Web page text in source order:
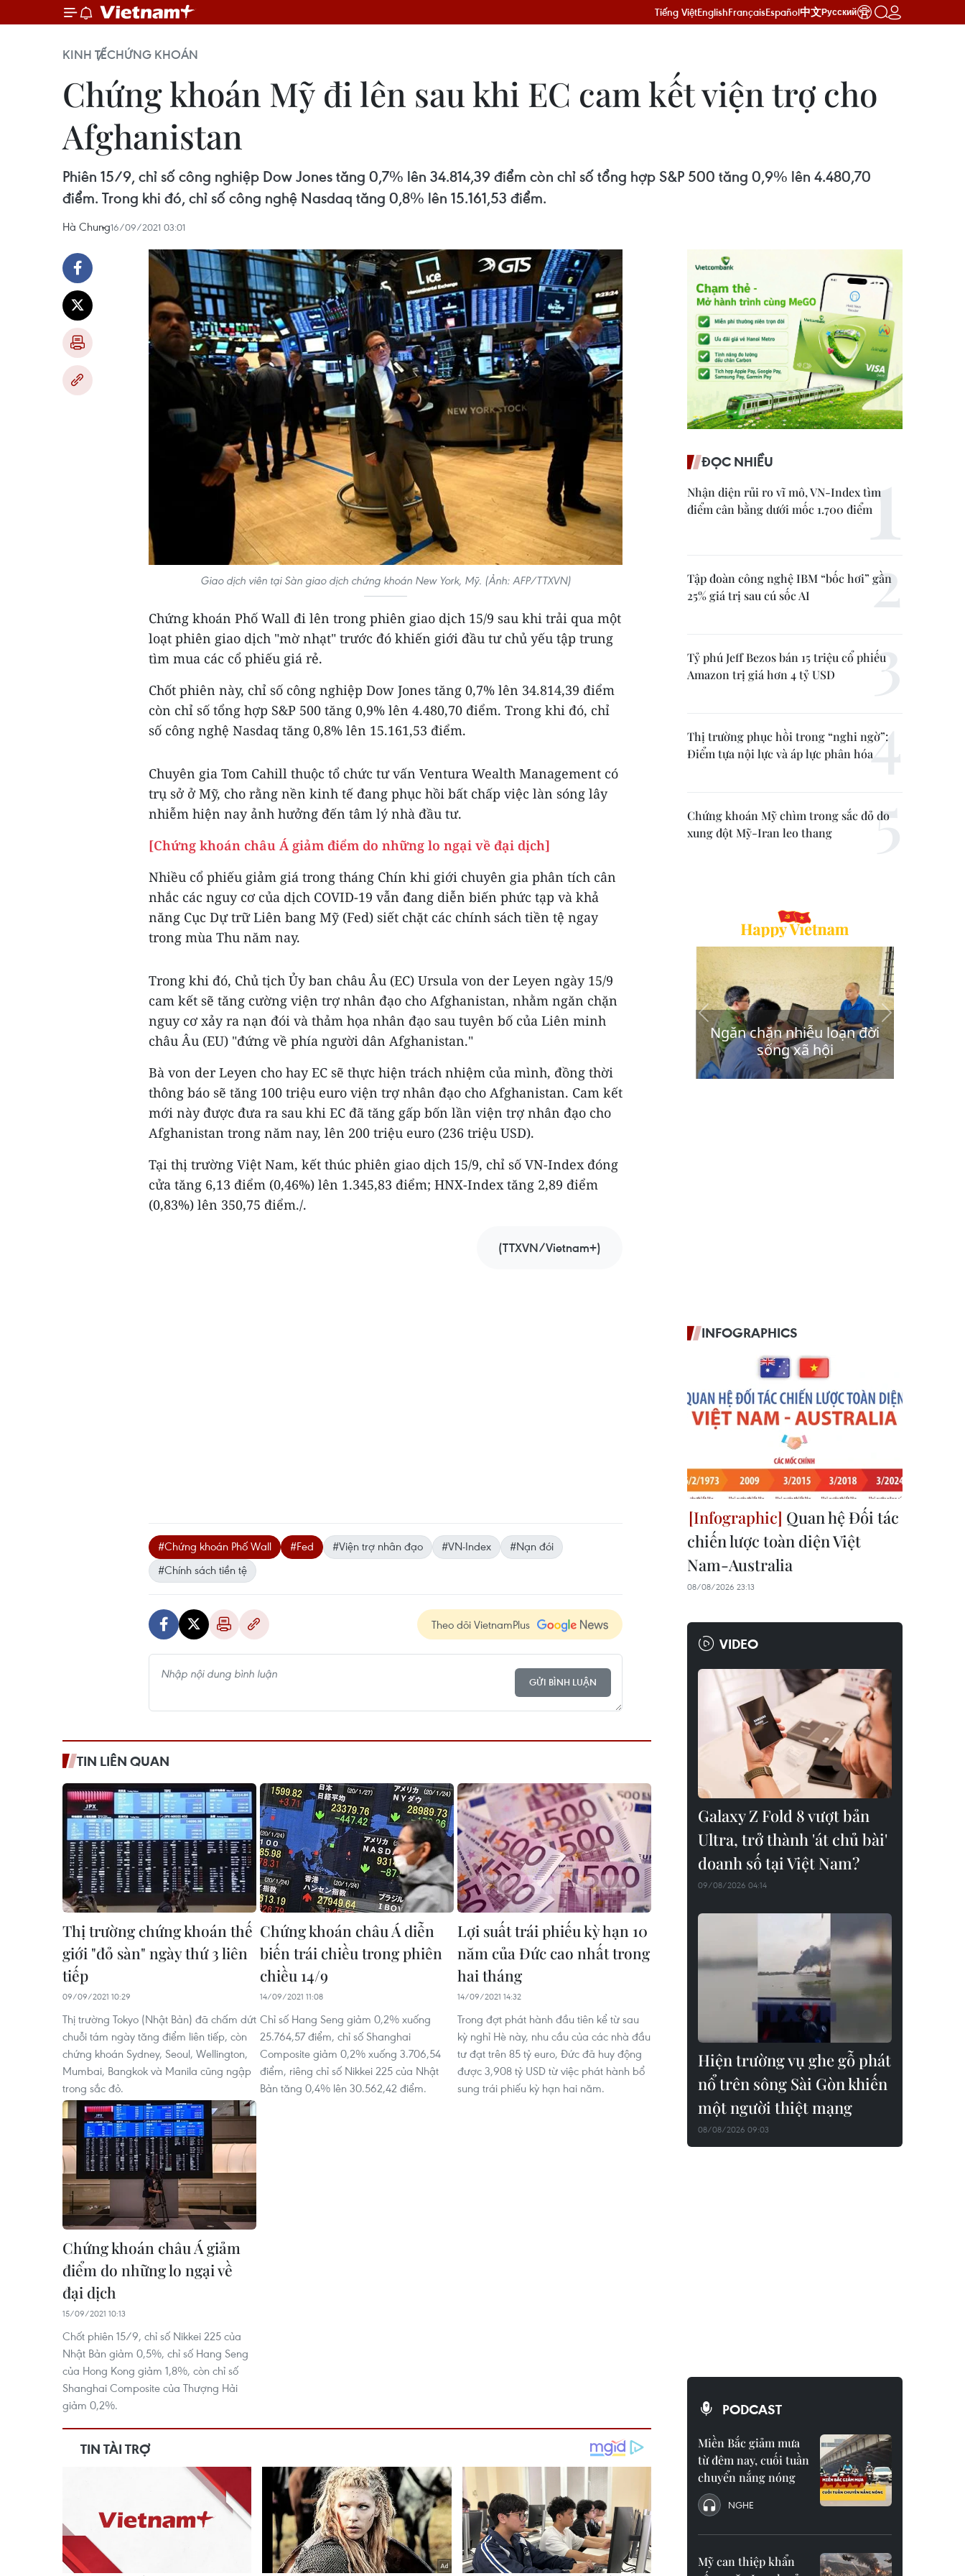
Tiếng ViệtEnglishFrançaisEspañol中文Русский
KINH TẾCHỨNG KHOÁN
Chứng khoán Mỹ đi lên sau khi EC cam kết viện trợ cho
Afghanistan
Phiên 15/9, chỉ số công nghiệp Dow Jones tăng 0,7% lên 34.814,39 điểm còn chỉ số tổng hợp S&P 500 tăng 0,9% lên 4.480,70
điểm. Trong khi đó, chỉ số công nghệ Nasdaq tăng 0,8% lên 15.161,53 điểm.
Hà Chung16/09/2021 03:01
Giao dịch viên tại Sàn giao dịch chứng khoán New York, Mỹ. (Ảnh: AFP/TTXVN)
Chứng khoán Phố Wall đi lên trong phiên giao dịch 15/9 sau khi trải qua một
loạt phiên giao dịch "mờ nhạt" trước đó khiến giới đầu tư chủ yếu tập trung
tìm mua các cổ phiếu giá rẻ.
Chốt phiên này, chỉ số công nghiệp Dow Jones tăng 0,7% lên 34.814,39 điểm
còn chỉ số tổng hợp S&P 500 tăng 0,9% lên 4.480,70 điểm. Trong khi đó, chỉ
số công nghệ Nasdaq tăng 0,8% lên 15.161,53 điểm.
Chuyên gia Tom Cahill thuộc tổ chức tư vấn Ventura Wealth Management có
trụ sở ở Mỹ, cho rằng nền kinh tế đang phục hồi bất chấp việc làn sóng lây
nhiễm hiện nay ảnh hưởng đến tâm lý nhà đầu tư.
[Chứng khoán châu Á giảm điểm do những lo ngại về đại dịch]
Nhiều cổ phiếu giảm giá trong tháng Chín khi giới chuyên gia phân tích cân
nhắc các nguy cơ của dịch COVID-19 vẫn đang diễn biến phức tạp và khả
năng Cục Dự trữ Liên bang Mỹ (Fed) siết chặt các chính sách tiền tệ ngay
trong mùa Thu năm nay.
Trong khi đó, Chủ tịch Ủy ban châu Âu (EC) Ursula von der Leyen ngày 15/9
cam kết sẽ tăng cường viện trợ nhân đạo cho Afghanistan, nhằm ngăn chặn
nguy cơ xảy ra nạn đói và thảm họa nhân đạo sau tuyên bố của Liên minh
châu Âu (EU) "đứng về phía người dân Afghanistan."
Bà von der Leyen cho hay EC sẽ thực hiện trách nhiệm của mình, đồng thời
thông báo sẽ tăng 100 triệu euro viện trợ nhân đạo cho Afghanistan. Cam kết
mới này được đưa ra sau khi EC đã tăng gấp bốn lần viện trợ nhân đạo cho
Afghanistan trong năm nay, lên 200 triệu euro (236 triệu USD).
Tại thị trường Việt Nam, kết thúc phiên giao dịch 15/9, chỉ số VN-Index đóng
cửa tăng 6,13 điểm (0,46%) lên 1.345,83 điểm; HNX-Index tăng 2,89 điểm
(0,83%) lên 350,75 điểm./.
(TTXVN/Vietnam+)
#Chứng khoán Phố Wall #Fed #Viện trợ nhân đạo #VN-Index
#Nạn đói
#Chính sách tiền tệ
Theo dõi VietnamPlus
GỬI BÌNH LUẬN
TIN LIÊN QUAN
Thị trường chứng khoán thế
giới "đỏ sàn" ngày thứ 3 liên
tiếp
09/09/2021 10:29
Thị trường Tokyo (Nhật Bản) đã chấm dứt
chuỗi tám ngày tăng điểm liên tiếp, còn
chứng khoán Sydney, Seoul, Wellington,
Mumbai, Bangkok và Manila cũng ngập
trong sắc đỏ.
​Chứng khoán châu Á diễn
biến trái chiều trong phiên
chiều 14/9
14/09/2021 11:08
Chỉ số Hang Seng giảm 0,2% xuống
25.764,57 điểm, chỉ số Shanghai
Composite giảm 0,2% xuống 3.706,54
điểm, riêng chỉ số Nikkei 225 của Nhật
Bản tăng 0,4% lên 30.562,42 điểm.
Lợi suất trái phiếu kỳ hạn 10
năm của Đức cao nhất trong
hai tháng
14/09/2021 14:32
Trong đợt phát hành đầu tiên kể từ sau
kỳ nghỉ Hè này, nhu cầu của các nhà đầu
tư đạt trên 85 tỷ euro, Đức đã huy động
được 3,908 tỷ USD từ việc phát hành bổ
sung trái phiếu kỳ hạn hai năm.
Chứng khoán châu Á giảm
điểm do những lo ngại về
đại dịch
15/09/2021 10:13
Chốt phiên 15/9, chỉ số Nikkei 225 của
Nhật Bản giảm 0,5%, chỉ số Hang Seng
của Hong Kong giảm 1,8%, còn chỉ số
Shanghai Composite của Thượng Hải
giảm 0,2%.
ĐỌC NHIỀU
Nhận diện rủi ro vĩ mô, VN-Index tìm
điểm cân bằng dưới mốc 1.700 điểm
Tập đoàn công nghệ IBM “bốc hơi” gần
25% giá trị sau cú sốc AI
Tỷ phú Jeff Bezos bán 15 triệu cổ phiếu
Amazon trị giá hơn 4 tỷ USD
Thị trường phục hồi trong “nghi ngờ”:
Điểm tựa nội lực và áp lực phân hóa
Chứng khoán Mỹ chìm trong sắc đỏ do
xung đột Mỹ-Iran leo thang
INFOGRAPHICS
Quan hệ Đối tác
chiến lược toàn diện Việt
Nam-Australia
08/08/2026 23:13
VIDEO
Galaxy Z Fold 8 vượt bản
Ultra, trở thành 'át chủ bài'
doanh số tại Việt Nam?
09/08/2026 04:14
Hiện trường vụ ghe gỗ phát
nổ trên sông Sài Gòn khiến
một người thiệt mạng
08/08/2026 09:03
PODCAST
Miền Bắc giảm mưa
từ đêm nay, cuối tuần
chuyển nắng nóng
NGHE
Mỹ can thiệp khẩn